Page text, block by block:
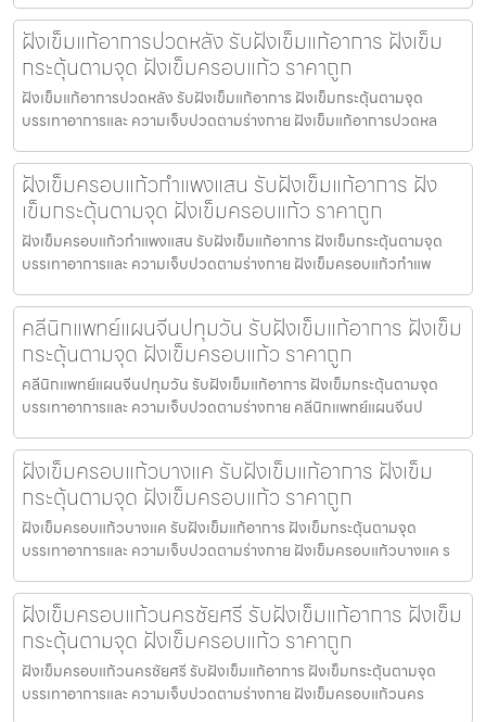
ฝังเข็มแก้อาการปวดหลัง รับฝังเข็มแก้อาการ ฝังเข็ม
กระตุ้นตามจุด ฝังเข็มครอบแก้ว ราคาถูก
ฝังเข็มแก้อาการปวดหลัง รับฝังเข็มแก้อาการ ฝังเข็มกระตุ้นตามจุด
บรรเทาอาการและ ความเจ็บปวดตามร่างกาย ฝังเข็มแก้อาการปวดหล
ฝังเข็มครอบแก้วกำแพงแสน รับฝังเข็มแก้อาการ ฝัง
เข็มกระตุ้นตามจุด ฝังเข็มครอบแก้ว ราคาถูก
ฝังเข็มครอบแก้วกำแพงแสน รับฝังเข็มแก้อาการ ฝังเข็มกระตุ้นตามจุด
บรรเทาอาการและ ความเจ็บปวดตามร่างกาย ฝังเข็มครอบแก้วกำแพ
คลีนิกแพทย์แผนจีนปทุมวัน รับฝังเข็มแก้อาการ ฝังเข็ม
กระตุ้นตามจุด ฝังเข็มครอบแก้ว ราคาถูก
คลีนิกแพทย์แผนจีนปทุมวัน รับฝังเข็มแก้อาการ ฝังเข็มกระตุ้นตามจุด
บรรเทาอาการและ ความเจ็บปวดตามร่างกาย คลีนิกแพทย์แผนจีนป
ฝังเข็มครอบแก้วบางแค รับฝังเข็มแก้อาการ ฝังเข็ม
กระตุ้นตามจุด ฝังเข็มครอบแก้ว ราคาถูก
ฝังเข็มครอบแก้วบางแค รับฝังเข็มแก้อาการ ฝังเข็มกระตุ้นตามจุด
บรรเทาอาการและ ความเจ็บปวดตามร่างกาย ฝังเข็มครอบแก้วบางแค ร
ฝังเข็มครอบแก้วนครชัยศรี รับฝังเข็มแก้อาการ ฝังเข็ม
กระตุ้นตามจุด ฝังเข็มครอบแก้ว ราคาถูก
ฝังเข็มครอบแก้วนครชัยศรี รับฝังเข็มแก้อาการ ฝังเข็มกระตุ้นตามจุด
บรรเทาอาการและ ความเจ็บปวดตามร่างกาย ฝังเข็มครอบแก้วนคร